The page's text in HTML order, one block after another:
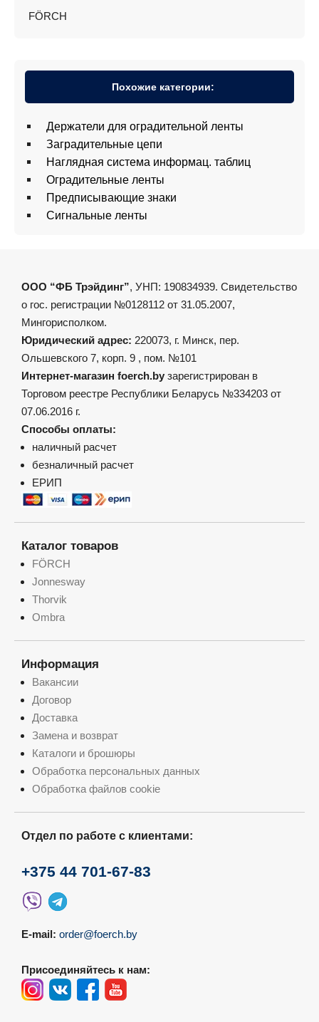
FÖRCH
Похожие категории:
Держатели для оградительной ленты
Заградительные цепи
Наглядная система информац. таблиц
Оградительные ленты
Предписывающие знаки
Сигнальные ленты
ООО “ФБ Трэйдинг”, УНП: 190834939. Свидетельство
о гос. регистрации №0128112 от 31.05.2007,
Мингорисполком.
Юридический адрес: 220073, г. Минск, пер.
Ольшевского 7, корп. 9 , пом. №101
Интернет-магазин foerch.by зарегистрирован в
Торговом реестре Республики Беларусь №334203 от
07.06.2016 г.
Способы оплаты:
наличный расчет
безналичный расчет
ЕРИП
Каталог товаров
FÖRCH
Jonnesway
Thorvik
Ombra
Информация
Вакансии
Договор
Доставка
Замена и возврат
Каталоги и брошюры
Обработка персональных данных
Обработка файлов cookie
Отдел по работе с клиентами:
+375 44 701-67-83
E-mail: order@foerch.by
Присоединяйтесь к нам: